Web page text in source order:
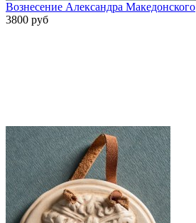
Вознесение Александра Македонского
3800 руб